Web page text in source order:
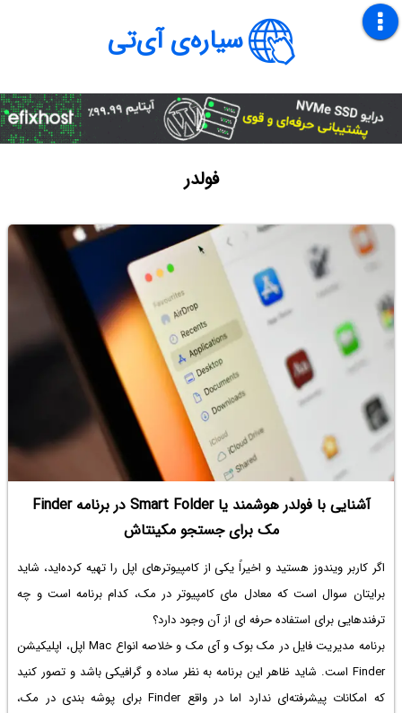
سیاره‌ی آی‌تی
فولدر
آشنایی با فولدر هوشمند یا Smart Folder در برنامه Finder
مک برای جستجو مکینتاش
اگر کاربر ویندوز هستید و اخیراً یکی از کامپیوترهای اپل را تهیه کرده‌اید، شاید
برایتان سوال است که معادل مای کامپیوتر در مک، کدام برنامه است و چه
ترفندهایی برای استفاده حرفه ای از آن وجود دارد؟
برنامه مدیریت فایل در مک بوک و آی مک و خلاصه انواع Mac اپل، اپلیکیشن
Finder است. شاید ظاهر این برنامه به نظر ساده و گرافیکی باشد و تصور کنید
که امکانات پیشرفته‌ای ندارد اما در واقع Finder برای
پوشه بندی در مک،